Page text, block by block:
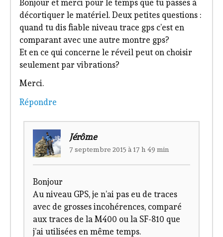
Bonjour et merci pour le temps que tu passes à
décortiquer le matériel. Deux petites questions :
quand tu dis fiable niveau trace gps c’est en
comparant avec une autre montre gps?
Et en ce qui concerne le réveil peut on choisir
seulement par vibrations?
Merci.
Répondre
Jérôme
7 septembre 2015 à 17 h 49 min
Bonjour
Au niveau GPS, je n’ai pas eu de traces
avec de grosses incohérences, comparé
aux traces de la M400 ou la SF-810 que
j’ai utilisées en même temps.